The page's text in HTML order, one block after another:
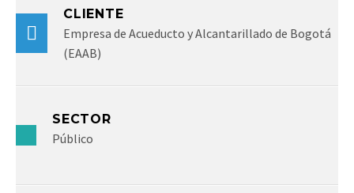
CLIENTE
Empresa de Acueducto y Alcantarillado de Bogotá
(EAAB)
SECTOR
Público